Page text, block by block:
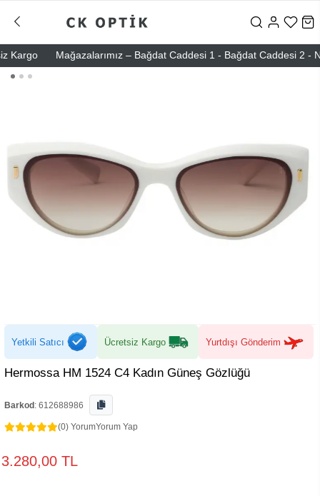
Mağazalarımız – Bağdat Caddesi 1 - Bağdat Caddesi 2 -
Yetkili Satıcı Ücretsiz Kargo Yurtdışı Gönderim
Hermossa HM 1524 C4 Kadın Güneş Gözlüğü
Barkod : 612688986
(0) YorumYorum Yap
3.280,00 TL